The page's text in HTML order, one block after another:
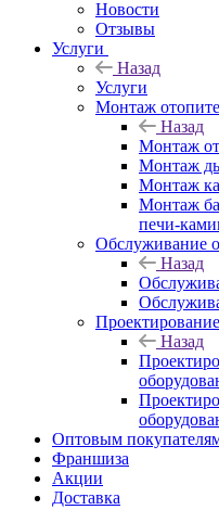
Новости
Отзывы
Услуги
Назад
Услуги
Монтаж
Назад
Монтаж
Монтаж
Монтаж
Монтаж
печи-
Обслуживание
Назад
Назад
Оптовым
Франшиза
Акции
Доставка